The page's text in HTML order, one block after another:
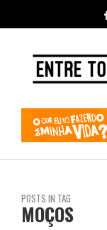
POSTS IN TAG
MOÇOS